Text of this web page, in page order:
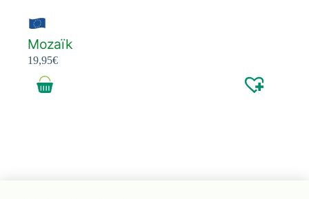
Mozaïk
19,95€